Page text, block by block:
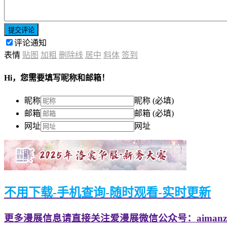
提交评论
评论通知
表情 贴图 加粗 删除线 居中 斜体 签到
Hi，您需要填写昵称和邮箱！
昵称
昵称 (必填)
邮箱
邮箱 (必填)
网址
网址
不用下载-手机查询-随时观看-实时更新
更多漫展信息请直接关注爱漫展微信公众号：